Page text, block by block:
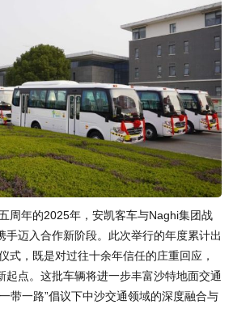
周年的2025年，安凯客车与Naghi集团战
手迈入合作新阶段。此次举行的年度累计出
式，既是对过往十余年信任的庄重回应，
起点。这批车辆将进一步丰富沙特地面交通
带一路”倡议下中沙交通领域的深度融合与